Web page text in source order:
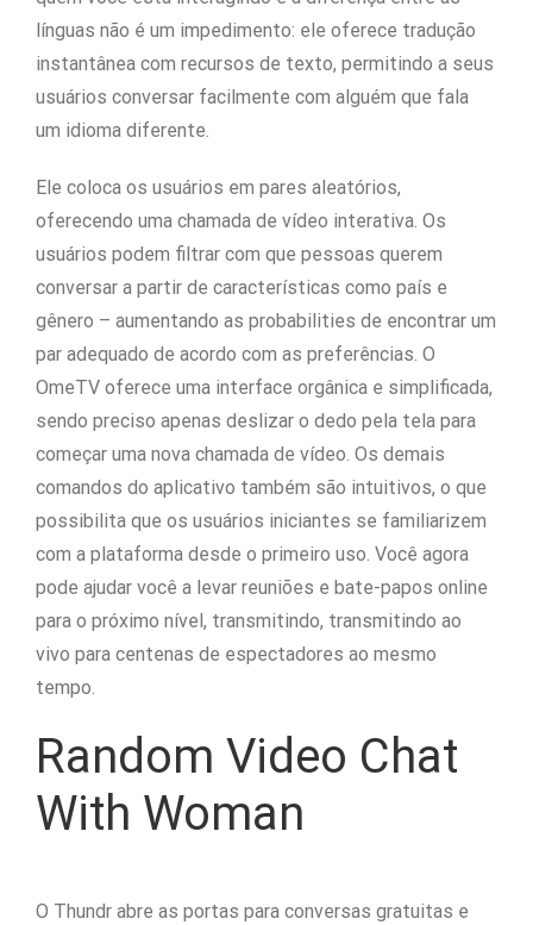
línguas não é um impedimento: ele oferece tradução
instantânea com recursos de texto, permitindo a seus
usuários conversar facilmente com alguém que fala
um idioma diferente.
Ele coloca os usuários em pares aleatórios,
oferecendo uma chamada de vídeo interativa. Os
usuários podem filtrar com que pessoas querem
conversar a partir de características como país e
gênero – aumentando as probabilities de encontrar um
par adequado de acordo com as preferências. O
OmeTV oferece uma interface orgânica e simplificada,
sendo preciso apenas deslizar o dedo pela tela para
começar uma nova chamada de vídeo. Os demais
comandos do aplicativo também são intuitivos, o que
possibilita que os usuários iniciantes se familiarizem
com a plataforma desde o primeiro uso. Você agora
pode ajudar você a levar reuniões e bate-papos online
para o próximo nível, transmitindo, transmitindo ao
vivo para centenas de espectadores ao mesmo
tempo.
Random Video Chat
With Woman
O Thundr abre as portas para conversas gratuitas e